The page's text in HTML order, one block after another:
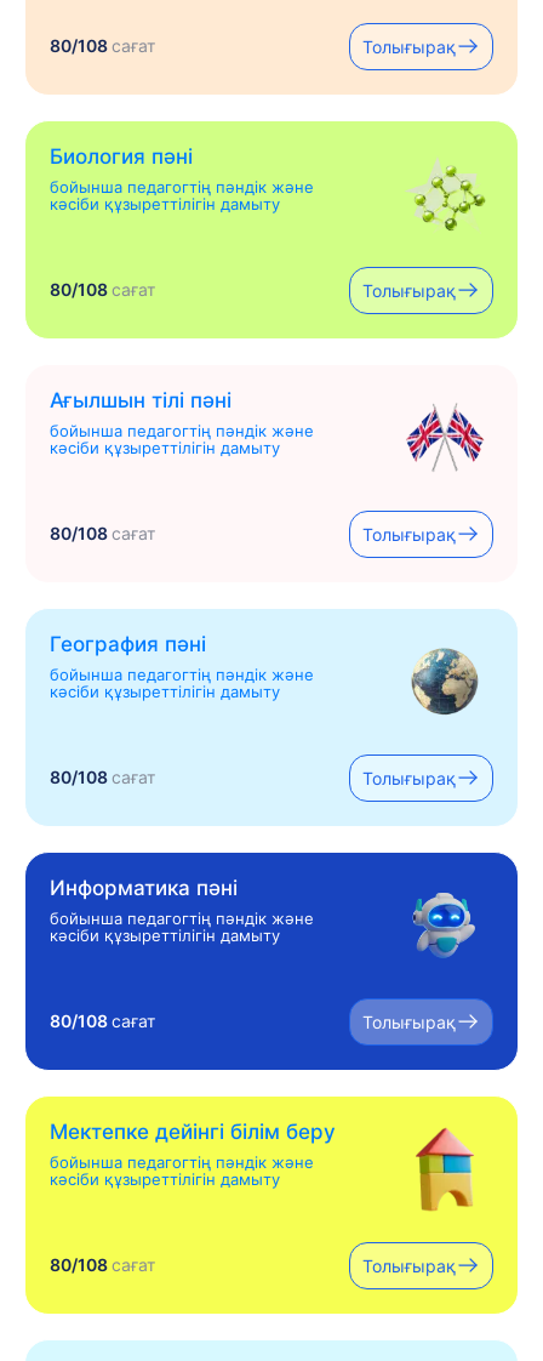
80/108сағат Толығырақ
Биология пәні
бойынша педагогтің пәндік және
кәсіби құзыреттілігін дамыту
80/108сағат Толығырақ
Ағылшын тілі пәні
бойынша педагогтің пәндік және
кәсіби құзыреттілігін дамыту
80/108сағат Толығырақ
География пәні
бойынша педагогтің пәндік және
кәсіби құзыреттілігін дамыту
80/108сағат Толығырақ
Информатика пәні
бойынша педагогтің пәндік және
кәсіби құзыреттілігін дамыту
80/108сағат Толығырақ
Мектепке дейінгі білім беру
бойынша педагогтің пәндік және
кәсіби құзыреттілігін дамыту
80/108сағат Толығырақ